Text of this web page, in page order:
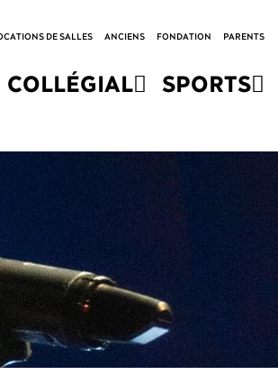
DE SALLES ANCIENS FONDATION PARENTS
COLLÉGIAL SPORTS